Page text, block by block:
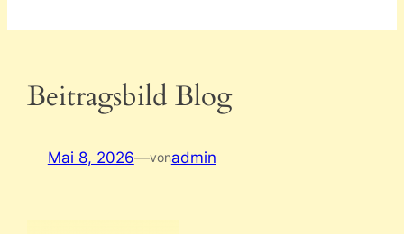
Beitragsbild Blog
Mai 8, 2026—vonadmin